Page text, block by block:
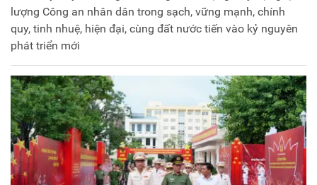
lượng Công an nhân dân trong sạch, vững mạnh, chính
quy, tinh nhuệ, hiện đại, cùng đất nước tiến vào kỷ nguyên
phát triển mới